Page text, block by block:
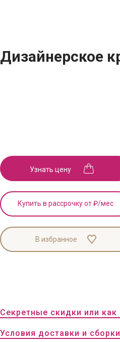
Дизайнерское
Узнать цену
Купить в рассрочку от₽/мес
В избранное
Секретные скидки или как
Условия доставки и сборки